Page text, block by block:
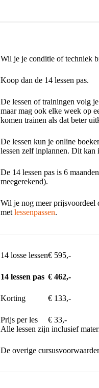
Wil je je conditie of techniek
​Koop dan de 14 lessen pas.
​De lessen of trainingen volg
maar mag ook elke week op
komen trainen als dat beter
De lessen kun je online
lessen zelf inplannen. Dit kan
​De 14 lessen pas is 6
meegerekend).
​Wil je nog meer prijsvoordeel
metlessenpassen.
14 losse lessen
14 lessen pas
Korting
Prijs per les
€ 595,-
€ 462,-
€ 133,-
€ 33,-
Alle lessen zijn inclusief
​De overige